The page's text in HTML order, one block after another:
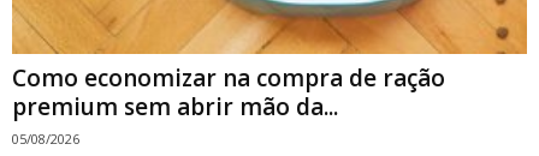
Como economizar na compra de ração
premium sem abrir mão da...
05/08/2026